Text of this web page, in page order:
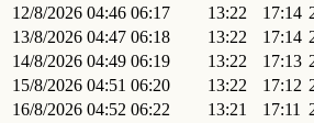
12/8/2026 04:46 06:17 13:22 17:14
13/8/2026 04:47 06:18 13:22 17:14
14/8/2026 04:49 06:19 13:22 17:13
15/8/2026 04:51 06:20 13:22 17:12
16/8/2026 04:52 06:22 13:21 17:11